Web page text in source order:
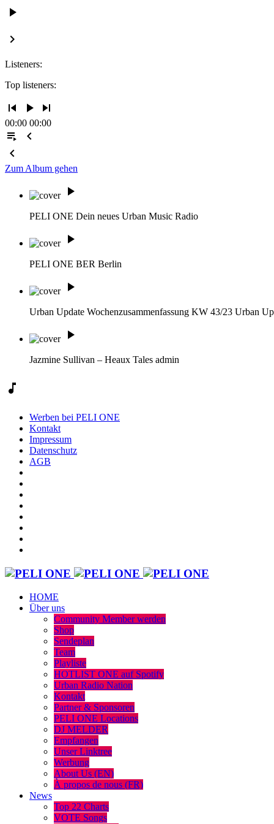
play_arrow
keyboard_arrow_right
Listeners:
Top listeners:
skip_previous play_arrow skip_next
00:00 00:00
playlist_play
chevron_left
chevron_left
Zum Album gehen
play_arrow
PELI ONE Dein neues Urban Music Radio
play_arrow
PELI ONE BER Berlin
play_arrow
Urban Update Wochenzusammenfassung KW 43/23 Urban
play_arrow
Jazmine Sullivan – Heaux Tales admin
music_note
Werben bei PELI ONE
Kontakt
Impressum
Datenschutz
AGB
HOME
Über uns
Community Member werden
Shop
Sendeplan
Team
Playliste
HOTLIST ONE auf Spotify
Urban Radio Nation
Kontakt
Partner & Sponsoren
PELI ONE Locations
DJ MELDER
Empfangen
Unser Linktree
Werbung
About Us (EN)
À propos de nous (FR)
News
Top 22 Charts
VOTE Songs